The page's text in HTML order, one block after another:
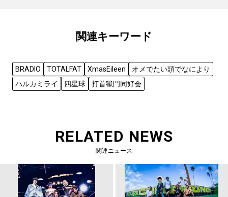
関連キーワード
BRADIO TOTALFAT XmasEileen
オメでたい頭でなにより
ハルカミライ
四星球 打首獄門同好会
RELATED NEWS
関連ニュース